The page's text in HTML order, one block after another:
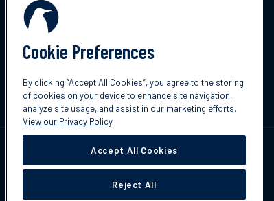
Jetzt anmelden – für monatliche Updates zu
Klimatrends, Regulierung und Innovation.
Jetzt abonnieren
Cookie Preferences
By clicking “Accept All Cookies”, you agree to the storing
of cookies on your device to enhance site navigation,
analyze site usage, and assist in our marketing efforts.
View our Privacy Policy
Accept All Cookies
Reject All